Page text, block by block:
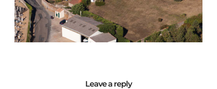
Leave a reply